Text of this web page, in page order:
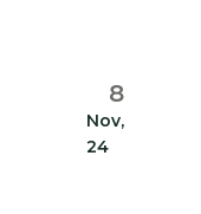
8
Nov,
24